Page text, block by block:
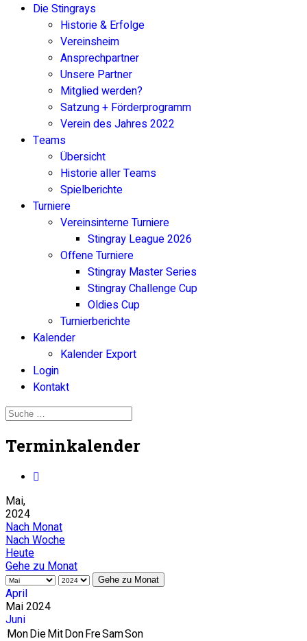
Die Stingrays
Historie & Erfolge
Vereinsheim
Ansprechpartner
Unsere Partner
Mitglied werden?
Satzung + Förderprogramm
Verein des Jahres 2022
Teams
Übersicht
Historie aller Teams
Spielberichte
Turniere
Vereinsinterne Turniere
Stingray League 2026
Offene Turniere
Stingray Master Series
Stingray Challenge Cup
Oldies Cup
Turnierberichte
Kalender
Kalender Export
Login
Kontakt
Terminkalender
Mai,
2024
Nach Monat
Nach Woche
Heute
Gehe zu Monat
Gehe zu Monat
April
Mai 2024
Juni
MonDieMitDonFreSamSon